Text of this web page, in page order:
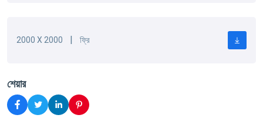
2000 X 2000 | ফ্রি
শেয়ার